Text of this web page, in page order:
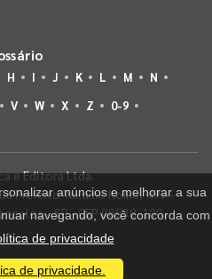
H I J K L M
N
V W X Z 0-9
e Editora Ltda.
Prefeito Takume Koike, 499 -
- SP - CEP 08538-100
anúncios e melhorar a sua
navegando, você concorda com
de privacidade
de privacidade.